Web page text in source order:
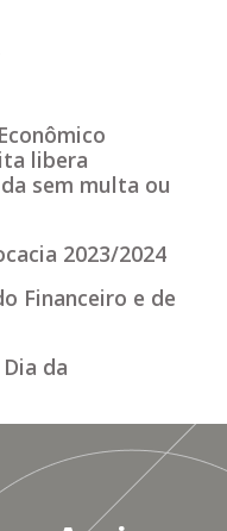
libera
sem multa ou
2023/2024
Financeiro e de
da